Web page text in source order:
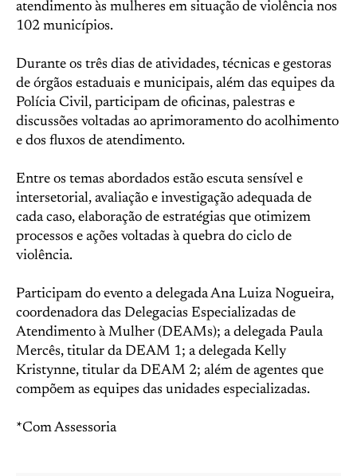
atendimento às mulheres em situação de violência nos
102 municípios.
Durante os três dias de atividades, técnicas e gestoras
de órgãos estaduais e municipais, além das equipes da
Polícia Civil, participam de oficinas, palestras e
discussões voltadas ao aprimoramento do acolhimento
e dos fluxos de atendimento.
Entre os temas abordados estão escuta sensível e
intersetorial, avaliação e investigação adequada de
cada caso, elaboração de estratégias que otimizem
processos e ações voltadas à quebra do ciclo de
violência.
Participam do evento a delegada Ana Luiza Nogueira,
coordenadora das Delegacias Especializadas de
Atendimento à Mulher (DEAMs); a delegada Paula
Mercês, titular da DEAM 1; a delegada Kelly
Kristynne, titular da DEAM 2; além de agentes que
compõem as equipes das unidades especializadas.
*Com Assessoria